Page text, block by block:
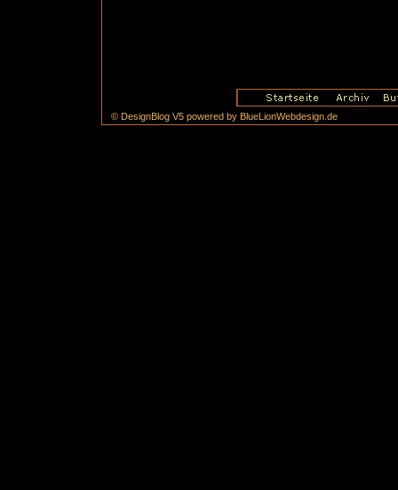
© DesignBlog V5 powered by BlueLionWebdesign.de